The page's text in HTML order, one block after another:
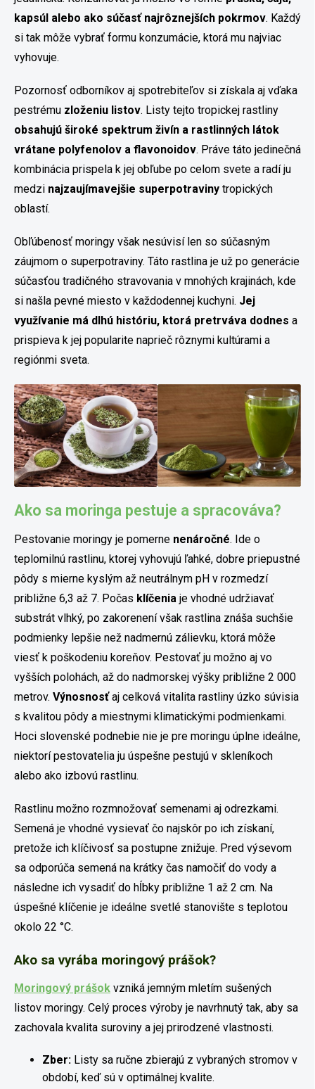
kapsúl alebo ako súčasť najrôznejších pokrmov. Každý
si tak môže vybrať formu konzumácie, ktorá mu najviac
vyhovuje.
Pozornosť odborníkov aj spotrebiteľov si získala aj vďaka
pestrému zloženiu listov. Listy tejto tropickej rastliny
obsahujú široké spektrum živín a rastlinných látok
vrátane polyfenolov a flavonoidov. Práve táto jedinečná
kombinácia prispela k jej obľube po celom svete a radí ju
medzi najzaujímavejšie superpotraviny tropických
oblastí.
Obľúbenosť moringy však nesúvisí len so súčasným
záujmom o superpotraviny. Táto rastlina je už po generácie
súčasťou tradičného stravovania v mnohých krajinách, kde
si našla pevné miesto v každodennej kuchyni. Jej
využívanie má dlhú históriu, ktorá pretrváva dodnes a
prispieva k jej popularite naprieč rôznymi kultúrami a
regiónmi sveta.
Ako sa moringa pestuje a spracováva?
Pestovanie moringy je pomerne nenáročné. Ide o
teplomilnú rastlinu, ktorej vyhovujú ľahké, dobre priepustné
pôdy s mierne kyslým až neutrálnym pH v rozmedzí
približne 6,3 až 7. Počas klíčenia je vhodné udržiavať
substrát vlhký, po zakorenení však rastlina znáša suchšie
podmienky lepšie než nadmernú zálievku, ktorá môže
viesť k poškodeniu koreňov. Pestovať ju možno aj vo
vyšších polohách, až do nadmorskej výšky približne 2 000
metrov. Výnosnosťaj celková vitalita rastliny úzko súvisia
s kvalitou pôdy a miestnymi klimatickými podmienkami.
Hoci slovenské podnebie nie je pre moringu úplne ideálne,
niektorí pestovatelia ju úspešne pestujú v skleníkoch
alebo ako izbovú rastlinu.
Rastlinu možno rozmnožovať semenami aj odrezkami.
Semená je vhodné vysievať čo najskôr po ich získaní,
pretože ich klíčivosť sa postupne znižuje. Pred výsevom
sa odporúča semená na krátky čas namočiť do vody a
následne ich vysadiť do hĺbky približne 1 až 2 cm. Na
úspešné klíčenie je ideálne svetlé stanovište s teplotou
okolo 22 °C.
Ako sa vyrába moringový prášok?
Moringový prášok vzniká jemným mletím sušených
listov moringy. Celý proces výroby je navrhnutý tak, aby sa
zachovala kvalita suroviny a jej prirodzené vlastnosti.
Zber: Listy sa ručne zbierajú z vybraných stromov v
období, keď sú v optimálnej kvalite.